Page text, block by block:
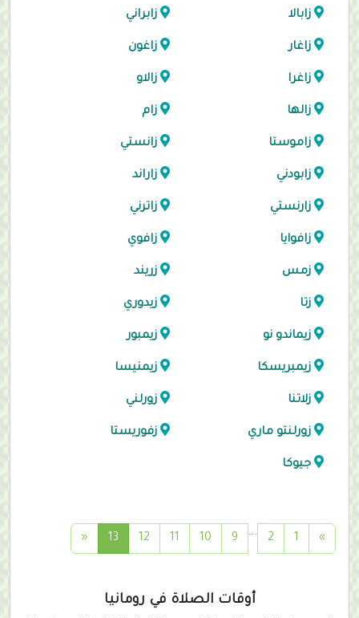
زابالا زابراني
زاغار زاغون
زاغرا زالاو
زالها زام
زاموستا زانستي
زابودني زاراند
زارنستي زاترني
زافوايا زافوي
زمس زريند
زتا زيدوري
زيماندو نو زيمبور
زيمبريسكا زيمنيسا
زلاتنا زورلني
زورلنتو ماري زفوريستا
جيوكا
»
1
2
...
9
10
11
12
13
(
c
r
«
أوقات الصلاة في رومانيا